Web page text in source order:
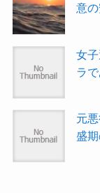
意
女
ラ
元
盛